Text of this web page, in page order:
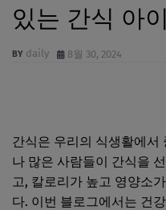
있는 간식 아
daily 8월 30, 2024
간식은 우리의 식생활에서
나 많은 사람들이 간식을
고, 칼로리가 높고 영양소
다. 이번 블로그에서는 건